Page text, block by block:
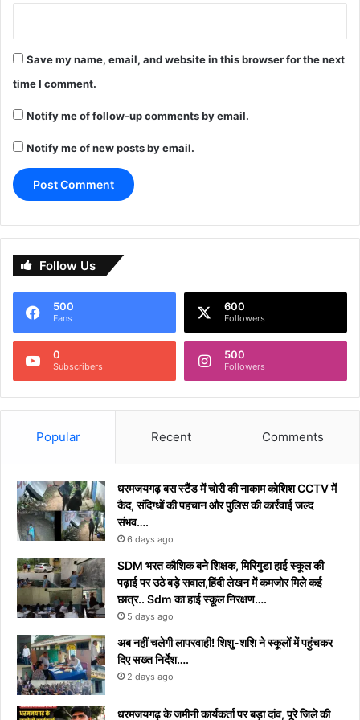
Save my name, email, and website in this browser for the next
time I comment.
Notify me of follow-up comments by email.
Notify me of new posts by email.
Follow Us
500
Fans
600
Followers
0
Subscribers
500
Followers
Popular Recent Comments
धरमजयगढ़ बस स्टैंड में चोरी की नाकाम कोशिश CCTV में
कैद, संदिग्धों की पहचान और पुलिस की कार्रवाई जल्द
संभव….
6 days ago
​SDM भरत कौशिक बने शिक्षक, मिरिगुडा हाई स्कूल की
पढ़ाई पर उठे बड़े सवाल,हिंदी लेखन में कमजोर मिले कई
छात्र.. Sdm का हाई स्कूल निरक्षण….
5 days ago
अब नहीं चलेगी लापरवाही! शिशु-शशि ने स्कूलों में पहुंचकर
दिए सख्त निर्देश….
2 days ago
धरमजयगढ़ के जमीनी कार्यकर्ता पर बड़ा दांव, पूरे जिले की